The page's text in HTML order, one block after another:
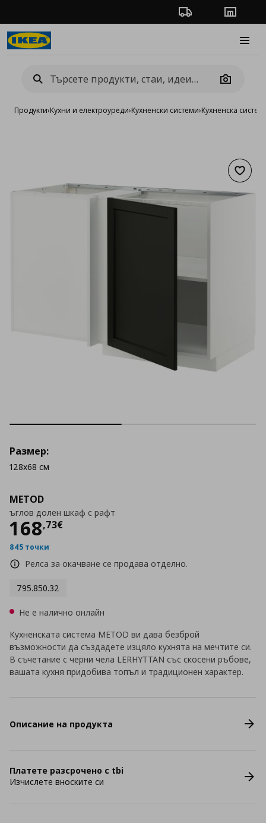
Проследяване на
Camera
Продукти›Кухни и електроуреди›Кухненски системи›Кухненска
METOD
ъглов долен шкаф с рафт
168,73€
Цена
845 точки
Релса за окачване се продава отделно.
795.850.32
Размер:
128x68 см
Не е налично онлайн
Кухненската система METOD ви дава безброй
възможности да създадете изцяло кухнята на мечтите си.
В съчетание с черни чела LERHYTTAN със скосени ръбове,
вашата кухня придобива топъл и традиционен характер.
Описание на продукта
Платете разсрочено с tbi
Изчислете вноските си